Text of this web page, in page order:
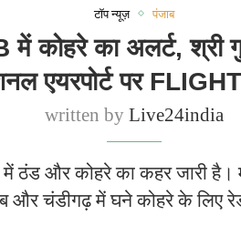
टॉप न्यूज़ पंजाब
कोहरे का अलर्ट, श्री
एयरपोर्ट पर
written byLive24india
में ठंड और कोहरे का कहर जारी
और चंडीगढ़ में घने कोहरे के लिए